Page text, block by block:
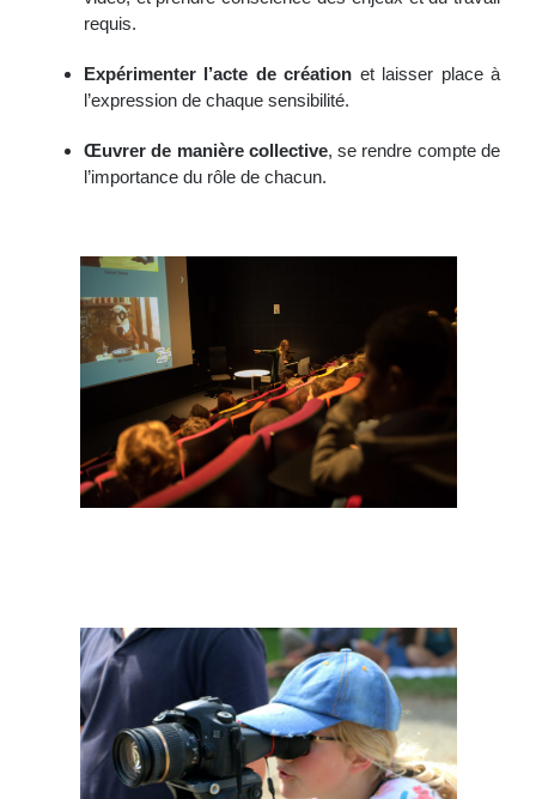
requis.
Expérimenter l’acte de création et laisser place à
l’expression de chaque sensibilité.
Œuvrer de manière collective, se rendre compte de
l’importance du rôle de chacun.